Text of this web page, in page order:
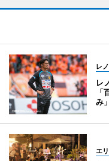
レ
レ
み
エ